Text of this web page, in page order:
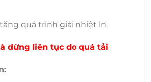
quá trình giải nhiệt ln.
dừng liên tục do quá tải